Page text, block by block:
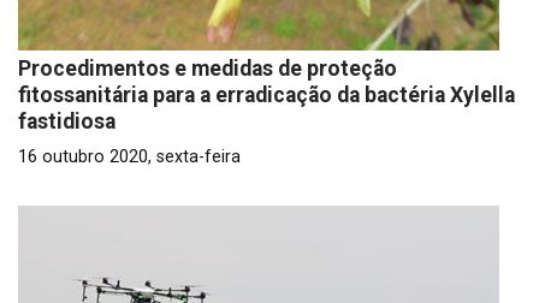
Procedimentos e medidas de proteção
fitossanitária para a erradicação da bactéria Xylella
fastidiosa
16 outubro 2020, sexta-feira